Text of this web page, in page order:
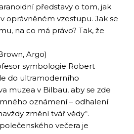
představy o tom, jak
oprávněném vzestupu. Jak se
na co má právo? Tak, že
Argo)
symbologie Robert
do ultramoderního
muzea v Bilbau, aby se zde
oznámení – odhalení
změní tvář vědy“.
večera je